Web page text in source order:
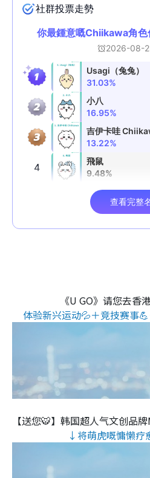
《U GO》请您去香
体验新兴运动💦＋竞技赛事
【送您🐯】韩国超人气文创品
↓将萌虎嘅慵懒疗